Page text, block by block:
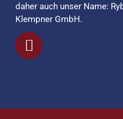
daher auch unser Name:
Klempner GmbH.